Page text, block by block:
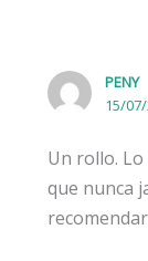
PENY
15/07/
Un rollo.
que nunca